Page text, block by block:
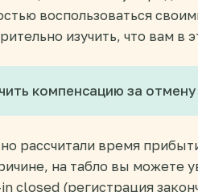
воспользоваться
изучить, что вам в
компенсацию за
рассчитали время
на табло вы можете
closed (регистрация